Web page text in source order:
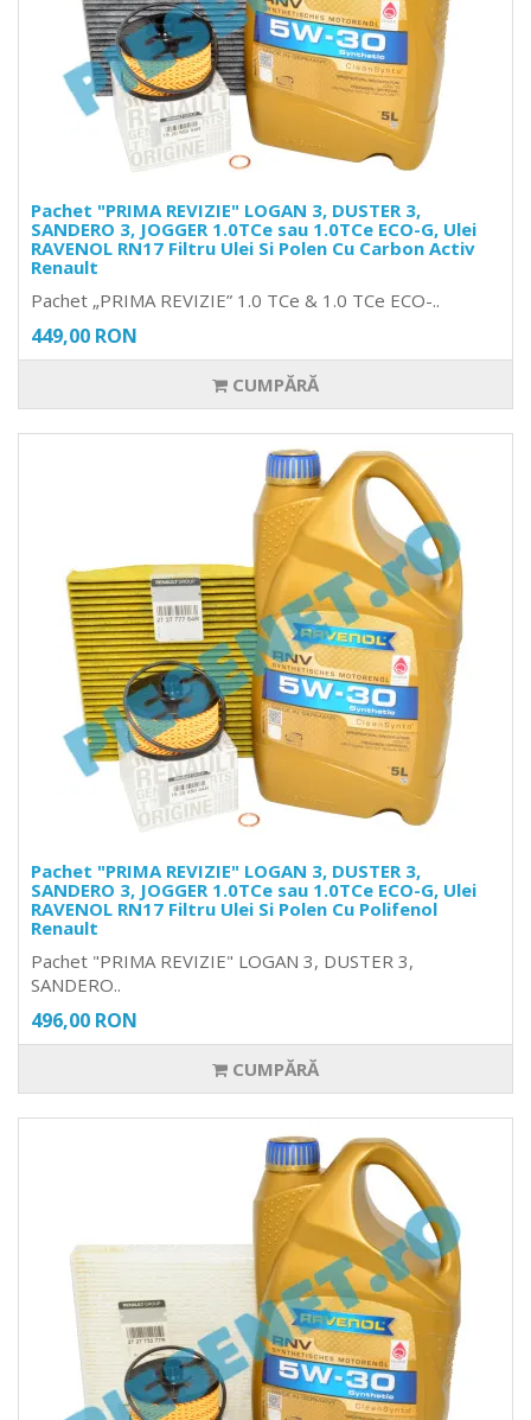
Pachet "PRIMA REVIZIE" LOGAN 3, DUSTER 3,
SANDERO 3, JOGGER 1.0TCe sau 1.0TCe ECO-G, Ulei
RAVENOL RN17 Filtru Ulei Si Polen Cu Carbon Activ
Renault
Pachet „PRIMA REVIZIE” 1.0 TCe & 1.0 TCe ECO-..
449,00 RON
CUMPĂRĂ
Pachet "PRIMA REVIZIE" LOGAN 3, DUSTER 3,
SANDERO 3, JOGGER 1.0TCe sau 1.0TCe ECO-G, Ulei
RAVENOL RN17 Filtru Ulei Si Polen Cu Polifenol
Renault
Pachet "PRIMA REVIZIE" LOGAN 3, DUSTER 3,
SANDERO..
496,00 RON
CUMPĂRĂ